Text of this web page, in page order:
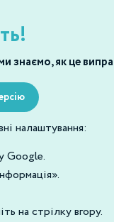
знаємо, як це
налаштування:
Google.
на стрілку вгору.